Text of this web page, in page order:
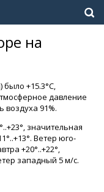
на
было +15.3°C,
давление
воздуха 91%.
значительная
Ветер юго-
+20°..+22°,
западный 5 м/с.